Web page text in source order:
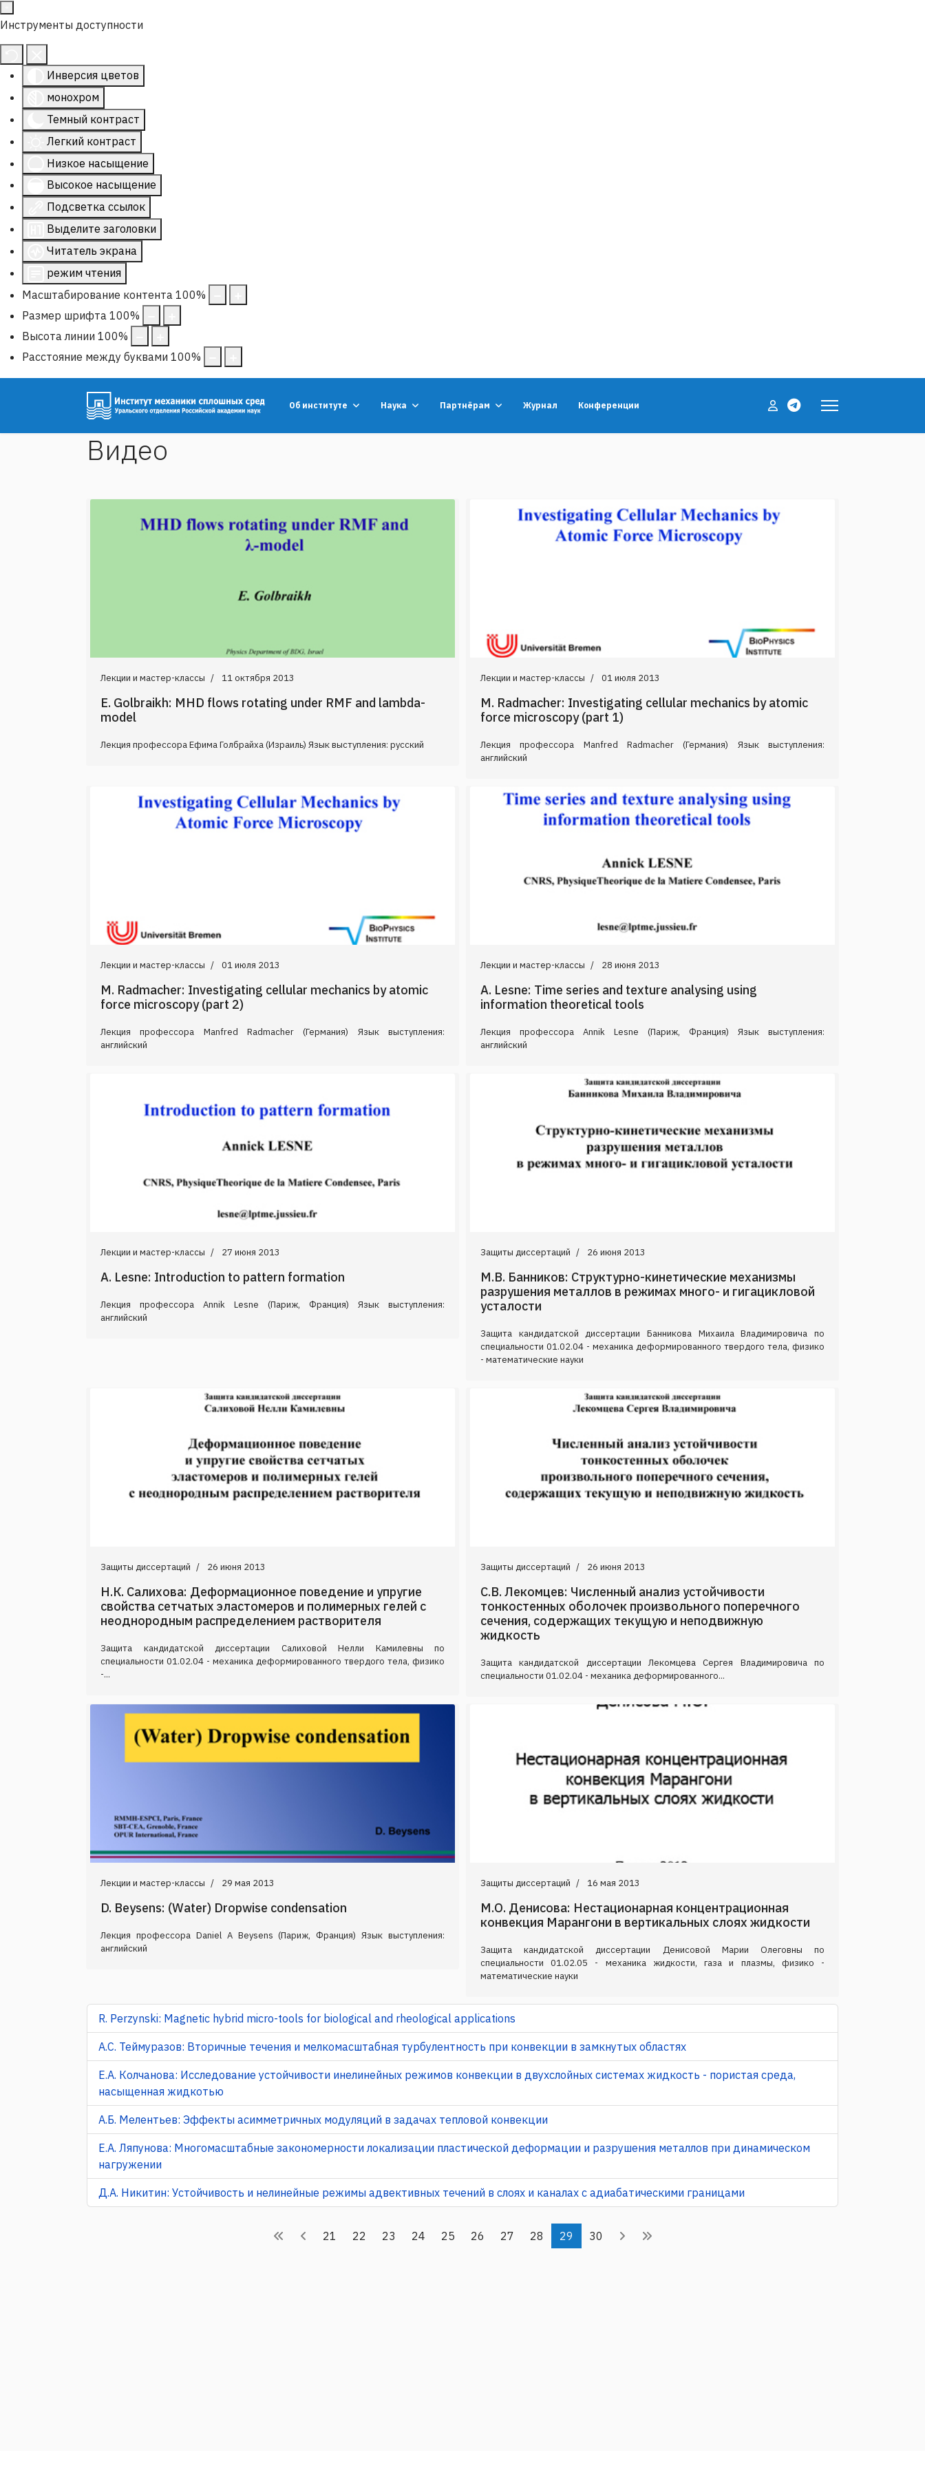
Инструменты доступности
Инверсия цветов
монохром
Темный контраст
Легкий контраст
Низкое насыщение
Высокое насыщение
Подсветка ссылок
Выделите заголовки
Читатель экрана
режим чтения
Масштабирование контента 100%
Размер шрифта 100%
Высота линии 100%
Расстояние между буквами 100%
Об институте Наука Партнёрам Журнал Конференции
Видео
Лекции и мастер-классы 11 октября 2013
E. Golbraikh: MHD flows rotating under RMF and lambda-
model
Лекция профессора Ефима Голбрайха (Израиль) Язык выступления: русский
Лекции и мастер-классы 01 июля 2013
M. Radmacher: Investigating cellular mechanics by atomic
force microscopy (part 1)
Лекция профессора Manfred Radmacher (Германия) Язык выступления:
английский
Лекции и мастер-классы 01 июля 2013
M. Radmacher: Investigating cellular mechanics by atomic
force microscopy (part 2)
Лекция профессора Manfred Radmacher (Германия) Язык выступления:
английский
Лекции и мастер-классы 28 июня 2013
A. Lesne: Time series and texture analysing using
information theoretical tools
Лекция профессора Annik Lesne (Париж, Франция) Язык выступления:
английский
Лекции и мастер-классы 27 июня 2013
A. Lesne: Introduction to pattern formation
Лекция профессора Annik Lesne (Париж, Франция) Язык выступления:
английский
Защиты диссертаций 26 июня 2013
М.В. Банников: Структурно-кинетические механизмы
разрушения металлов в режимах много- и гигацикловой
усталости
Защита кандидатской диссертации Банникова Михаила Владимировича по
специальности 01.02.04 - механика деформированного твердого тела, физико
- математические науки
Защиты диссертаций 26 июня 2013
Н.К. Салихова: Деформационное поведение и упругие
свойства сетчатых эластомеров и полимерных гелей с
неоднородным распределением растворителя
Защита кандидатской диссертации Салиховой Нелли Камилевны по
специальности 01.02.04 - механика деформированного твердого тела, физико
-...
Защиты диссертаций 26 июня 2013
С.В. Лекомцев: Численный анализ устойчивости
тонкостенных оболочек произвольного поперечного
сечения, содержащих текущую и неподвижную
жидкость
Защита кандидатской диссертации Лекомцева Сергея Владимировича по
специальности 01.02.04 - механика деформированного...
Лекции и мастер-классы 29 мая 2013
D. Beysens: (Water) Dropwise condensation
Лекция профессора Daniel A Beysens (Париж, Франция) Язык выступления:
английский
Защиты диссертаций 16 мая 2013
М.О. Денисова: Нестационарная концентрационная
конвекция Марангони в вертикальных слоях жидкости
Защита кандидатской диссертации Денисовой Марии Олеговны по
специальности 01.02.05 - механика жидкости, газа и плазмы, физико -
математические науки
R. Perzynski: Magnetic hybrid micro-tools for biological and rheological applications
А.С. Теймуразов: Вторичные течения и мелкомасштабная турбулентность при конвекции в замкнутых областях
Е.А. Колчанова: Исследование уcтойчивости инелинейных режимов конвекции в двухслойных системах жидкость - пористая среда,
насыщенная жидкотью
А.Б. Мелентьев: Эффекты асимметричных модуляций в задачах тепловой конвекции
Е.А. Ляпунова: Многомасштабные закономерности локализации пластической деформации и разрушения металлов при динамическом
нагружении
Д.А. Никитин: Устойчивость и нелинейные режимы адвективных течений в слоях и каналах с адиабатическими границами
21 22 23 24 25 26 27 28 29 30